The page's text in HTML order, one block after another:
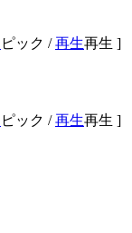
ピック /再生再生 ]
ピック /再生再生 ]